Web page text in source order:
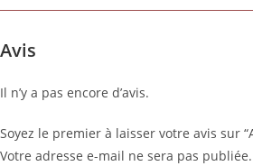
Avis
Il n’y a pas encore d’avis.
Soyez le premier à laisser votre avis sur
Votre adresse e-mail ne sera pas publiée.